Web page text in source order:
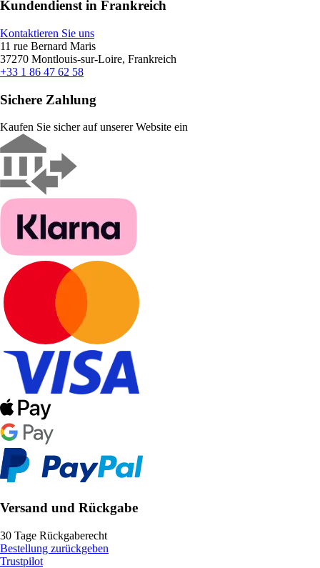
Kundendienst in Frankreich
Kontaktieren Sie uns
11 rue Bernard Maris
37270 Montlouis-sur-Loire, Frankreich
+33 1 86 47 62 58
Sichere Zahlung
Kaufen Sie sicher auf unserer Website ein
Versand und Rückgabe
30 Tage Rückgaberecht
Bestellung zurückgeben
Trustpilot